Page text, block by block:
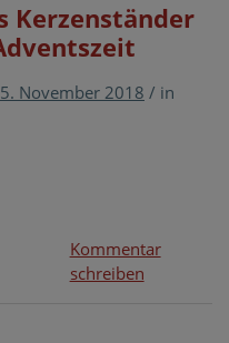
Kerzenständer
November 2018 / in
Kommentar
schreibenon